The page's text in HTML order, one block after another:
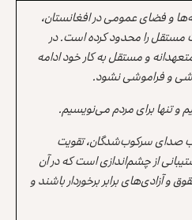
و فضای عمومی در افغانستان،
مستقل را محدود کرده است. در
و مستقل به کار خود ادامه
و فراموشی نشود.
و تنها برای مردم می‌نویسیم.
صدای سرکوب‌شدگان، تقویت
از چشم‌اندازی است که در آن
و آزادی‌های برابر برخوردار باشند و